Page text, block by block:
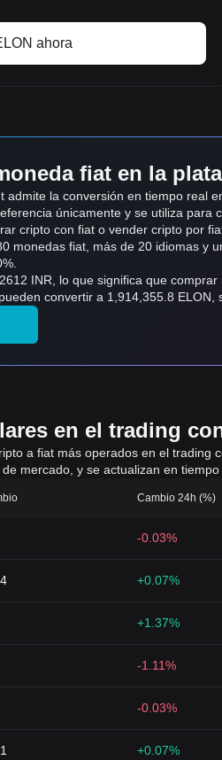
ahora
fiat en la
la conversión en tiempo real
únicamente y se utiliza
cripto con fiat o vender cripto por
monedas fiat, más de 20 idiomas
INR, lo que significa que
convertir a 1,914,355.8 ELON,
en el trading
a fiat más operados en el
mercado, y se actualizan en tiempo
Cambio 24h (%)
-0.03%
+0.07%
+1.37%
-1.11%
-0.03%
+0.07%